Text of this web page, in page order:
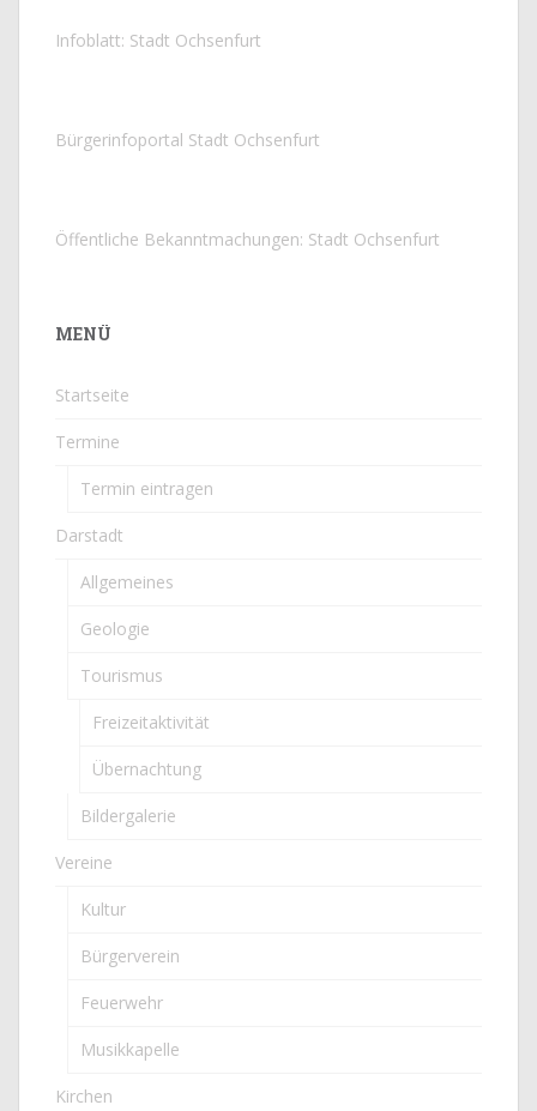
Infoblatt: Stadt Ochsenfurt
Bürgerinfoportal Stadt Ochsenfurt
Öffentliche Bekanntmachungen: Stadt Ochsenfurt
MENÜ
Startseite
Termine
Termin eintragen
Darstadt
Allgemeines
Geologie
Tourismus
Freizeitaktivität
Übernachtung
Bildergalerie
Vereine
Kultur
Bürgerverein
Feuerwehr
Musikkapelle
Kirchen